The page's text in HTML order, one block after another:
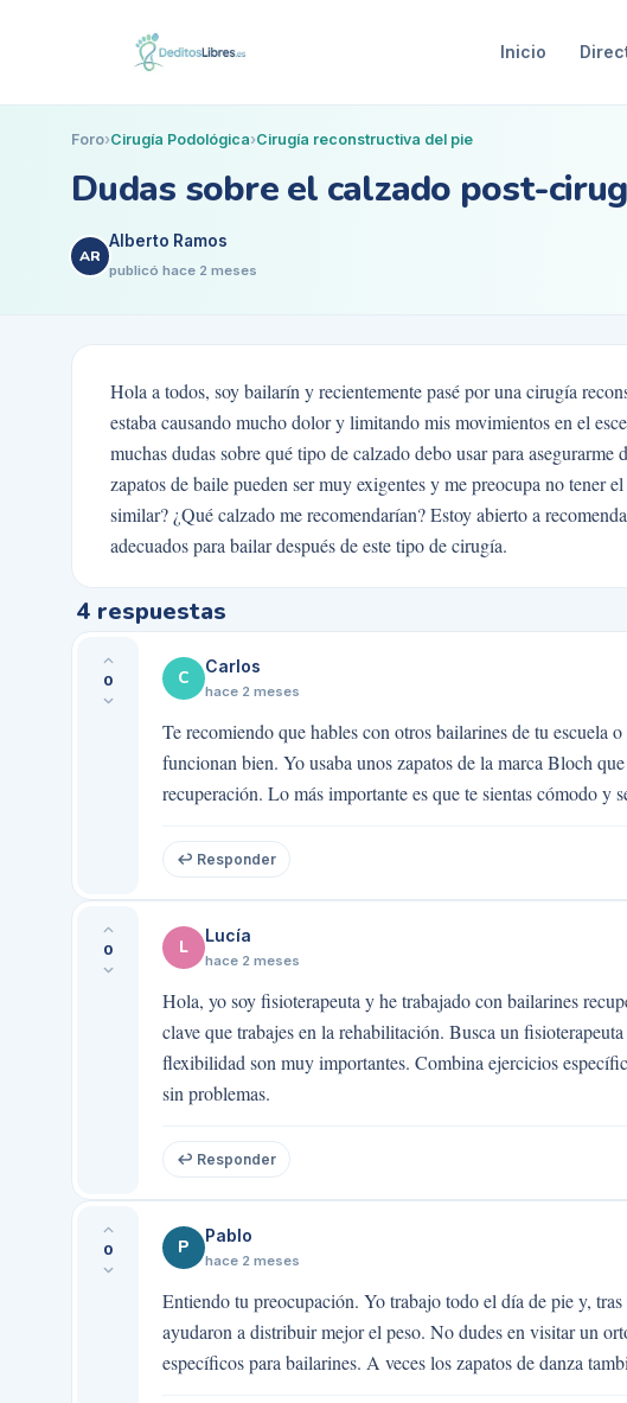
Inicio
Foro›Cirugía Podológica›Cirugía reconstructiva del pie
Dudas sobre el calzado post-
AR
Alberto Ramos
publicó hace 2 meses
Hola a todos, soy bailarín y recientemente pasé por una cirugía
estaba causando mucho dolor y limitando mis movimientos en el
muchas dudas sobre qué tipo de calzado debo usar para
zapatos de baile pueden ser muy exigentes y me preocupa no tener
similar? ¿Qué calzado me recomendarían? Estoy abierto a
adecuados para bailar después de este tipo de cirugía.
4 respuestas
0 C
Carlos
hace 2 meses
Te recomiendo que hables con otros bailarines de tu escuela
funcionan bien. Yo usaba unos zapatos de la marca Bloch
recuperación. Lo más importante es que te sientas cómodo y
↩ Responder
0 L
Lucía
hace 2 meses
Hola, yo soy fisioterapeuta y he trabajado con bailarines
clave que trabajes en la rehabilitación. Busca un
flexibilidad son muy importantes. Combina ejercicios
sin problemas.
↩ Responder
0 P
Pablo
hace 2 meses
Entiendo tu preocupación. Yo trabajo todo el día de pie y,
ayudaron a distribuir mejor el peso. No dudes en visitar un
específicos para bailarines. A veces los zapatos de danza